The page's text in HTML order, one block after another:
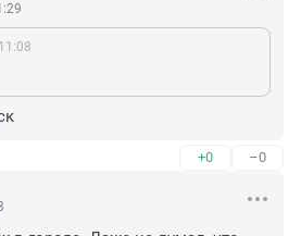
+0 –0